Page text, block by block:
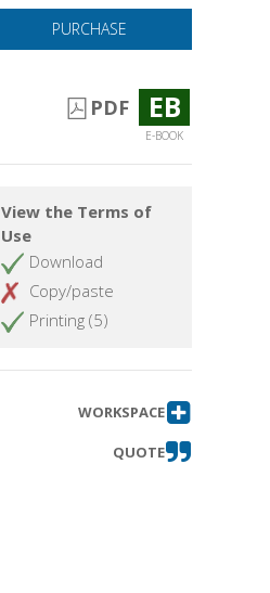
PURCHASE
PDF EB
E-BOOK
View the Terms of
Use
Download
Copy/paste
Printing (5)
WORKSPACE
QUOTE